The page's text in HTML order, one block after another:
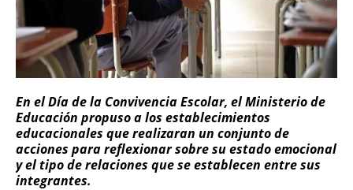
En el Día de la Convivencia Escolar, el Ministerio de
Educación propuso a los establecimientos
educacionales que realizaran un conjunto de
acciones para reflexionar sobre su estado emocional
y el tipo de relaciones que se establecen entre sus
integrantes.